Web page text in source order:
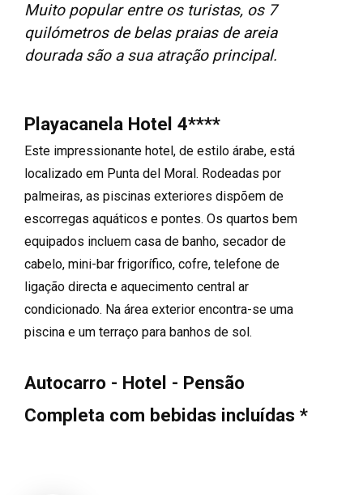
Muito popular entre os turistas, os 7
quilómetros de belas praias de areia
dourada são a sua atração principal.
Playacanela Hotel 4****
Este impressionante hotel, de estilo árabe, está
localizado em Punta del Moral. Rodeadas por
palmeiras, as piscinas exteriores dispõem de
escorregas aquáticos e pontes. Os quartos bem
equipados incluem casa de banho, secador de
cabelo, mini-bar frigorífico, cofre, telefone de
ligação directa e aquecimento central ar
condicionado. Na área exterior encontra-se uma
piscina e um terraço para banhos de sol.
Autocarro - Hotel - Pensão
Completa com bebidas incluídas *